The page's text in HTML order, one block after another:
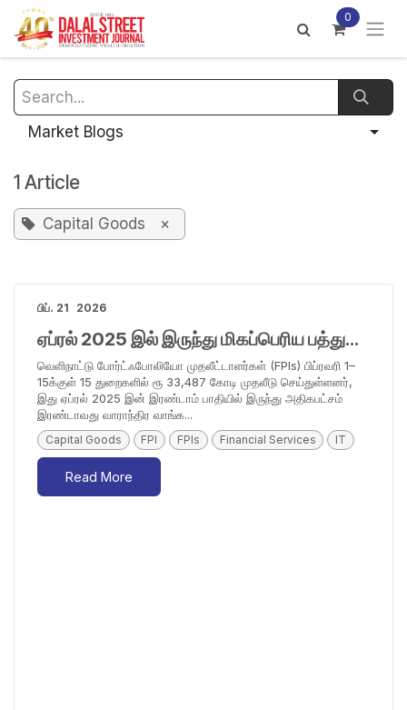
Skip to Content 0
Market Blogs
1 Article
Capital Goods ×
பிப். 21 2026
ஏப்ரல் 2025 இல் இருந்து மிகப்பெரிய பத்துநாள் FPI வாங்குதல்; மூலதன பொருட்கள் முன்னணி நிலையில் உள்ளன, IT இல் ரூ 10,956 கோடி வெளியேற்றம் காணப்படுகிறது
வெளிநாட்டு போர்ட்ஃபோலியோ முதலீட்டாளர்கள் (FPIs) பிப்ரவரி 1–
15க்குள் 15 துறைகளில் ரூ 33,487 கோடி முதலீடு செய்துள்ளனர்,
இது ஏப்ரல் 2025 இன் இரண்டாம் பாதியில் இருந்து அதிகபட்சம்
இரண்டாவது வாராந்திர வாங்க...
Capital Goods FPI FPIs Financial Services IT
Read More